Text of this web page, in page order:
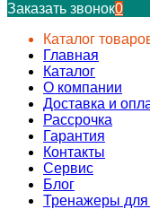
Заказать звонок0
Каталог
Главная
Каталог
О компании
Доставка и
Рассрочка
Гарантия
Контакты
Сервис
Блог
Тренажеры для